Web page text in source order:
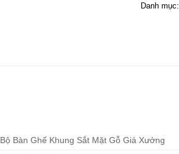
Danh mục:
Bộ Bàn Ghế Khung Sắt Mặt Gỗ Giá Xưởng